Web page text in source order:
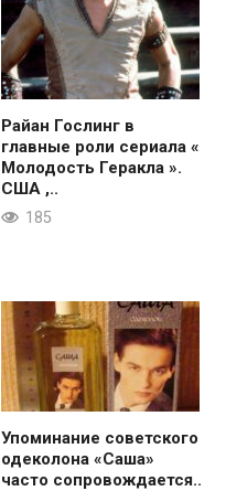
Райан Гослинг в
главные роли сериала «
Молодость Геракла ».
США ,..
185
Упоминание советского
одеколона «Саша»
часто сопровождается..